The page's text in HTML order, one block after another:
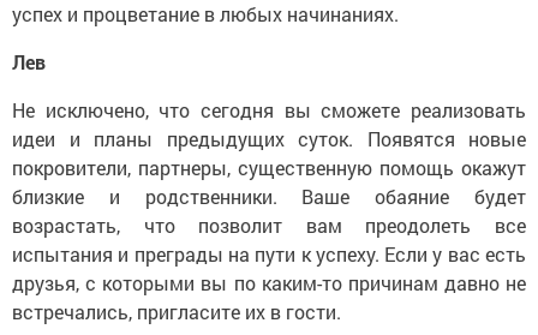
успех и процветание в любых начинаниях.
Лев
Не исключено, что сегодня вы сможете реализовать
идеи и планы предыдущих суток. Появятся новые
покровители, партнеры, существенную помощь окажут
близкие и родственники. Ваше обаяние будет
возрастать, что позволит вам преодолеть все
испытания и преграды на пути к успеху. Если у вас есть
друзья, с которыми вы по каким-то причинам давно не
встречались, пригласите их в гости.